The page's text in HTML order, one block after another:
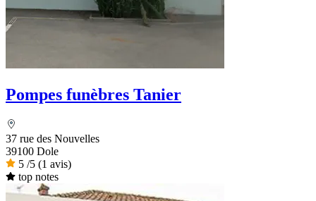
Pompes funèbres Tanier
37 rue des Nouvelles
39100 Dole
5 /5 (1 avis)
top notes